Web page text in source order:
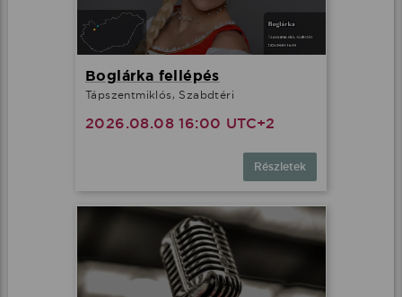
Boglárka fellépés
Tápszentmiklós, Szabdtéri
2026.08.08 16:00 UTC+2
Részletek